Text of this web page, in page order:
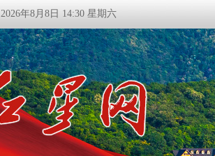
2026年8月8日 14:30 星期六